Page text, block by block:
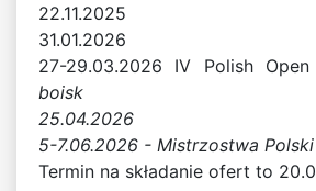
22.11.2025
31.01.2026
27-29.03.2026 IV Polish Open
boisk
25.04.2026
5-7.06.2026 - Mistrzostwa Polski
Termin na składanie ofert to